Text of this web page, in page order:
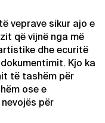
veprave sikur ajo e
që vijnë nga më
dhe ecuritë
Kjo ka
të tashëm për
ose e
për